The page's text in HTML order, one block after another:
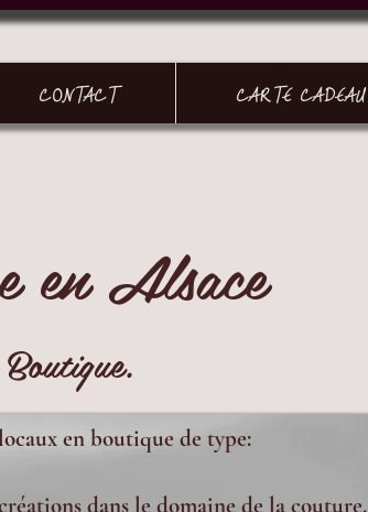
CONTACT CARTE CADEAU
en Alsace
en boutique de type:
dans le domaine de la couture.